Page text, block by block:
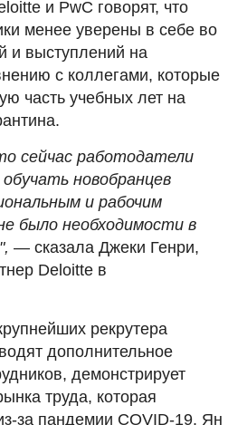
и PwC говорят, что
менее уверены в себе во
и выступлений на
с коллегами, которые
часть учебных лет на
сейчас работодатели
новобранцев
и рабочим
было необходимости в
— сказала Джеки Генри,
Deloitte в
рекрутера
дополнительное
демонстрирует
труда, которая
за пандемии COVID-19. Ян